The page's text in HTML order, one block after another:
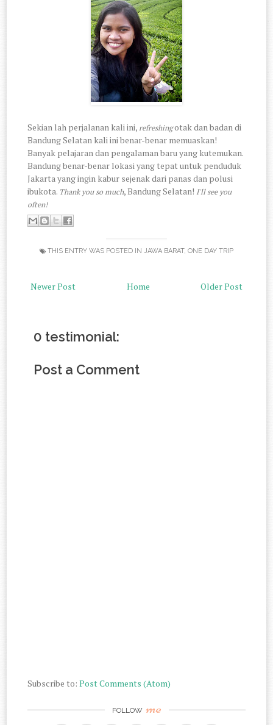
Sekian lah perjalanan kali ini,refreshingotak dan badan di
Bandung Selatan kali ini benar-benar memuaskan!
Banyak pelajaran dan pengalaman baru yang kutemukan.
Bandung benar-benar lokasi yang tepat untuk penduduk
Jakarta yang ingin kabur sejenak dari panas dan polusi
ibukota. Thank you so much, Bandung Selatan! I'll see you
often!
THIS ENTRY WAS POSTED IN JAWA BARAT, ONE DAY TRIP
Newer Post Older Post
Home
0 testimonial:
Post a Comment
Subscribe to:Post Comments (Atom)
FOLLOW me